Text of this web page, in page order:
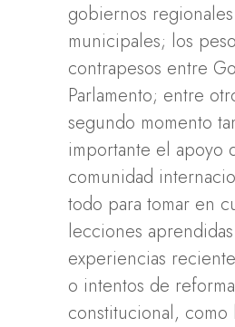
gobiernos
municipales; los
contrapesos entre
Parlamento; entre
segundo momento
importante el apoyo
comunidad
todo para tomar en
lecciones
experiencias
o intentos de reforma
constitucional, como